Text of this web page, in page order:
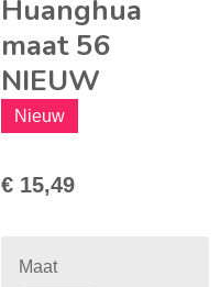
Huanghua
maat 56
NIEUW
Nieuw
€ 15,49
Maat